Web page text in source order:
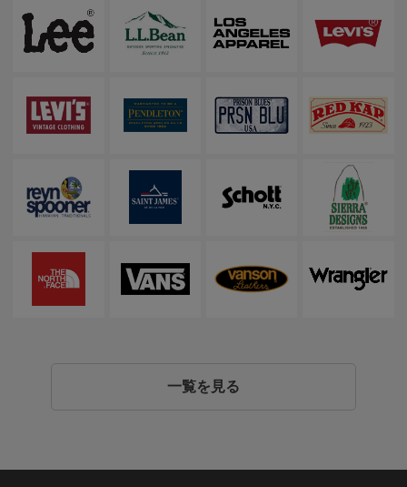
一覧を見る